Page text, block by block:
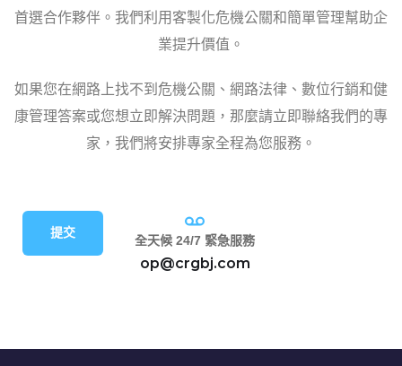
首選合作夥伴。我們利用客製化危機公關和簡單管理幫助企
業提升價值。
如果您在網路上找不到危機公關、網路法律、數位行銷和健
康管理答案或您想立即解決問題，那麼請立即聯絡我們的專
家，我們將安排專家全程為您服務。
提交 全天候 24/7 緊急服務
op@crgbj.com